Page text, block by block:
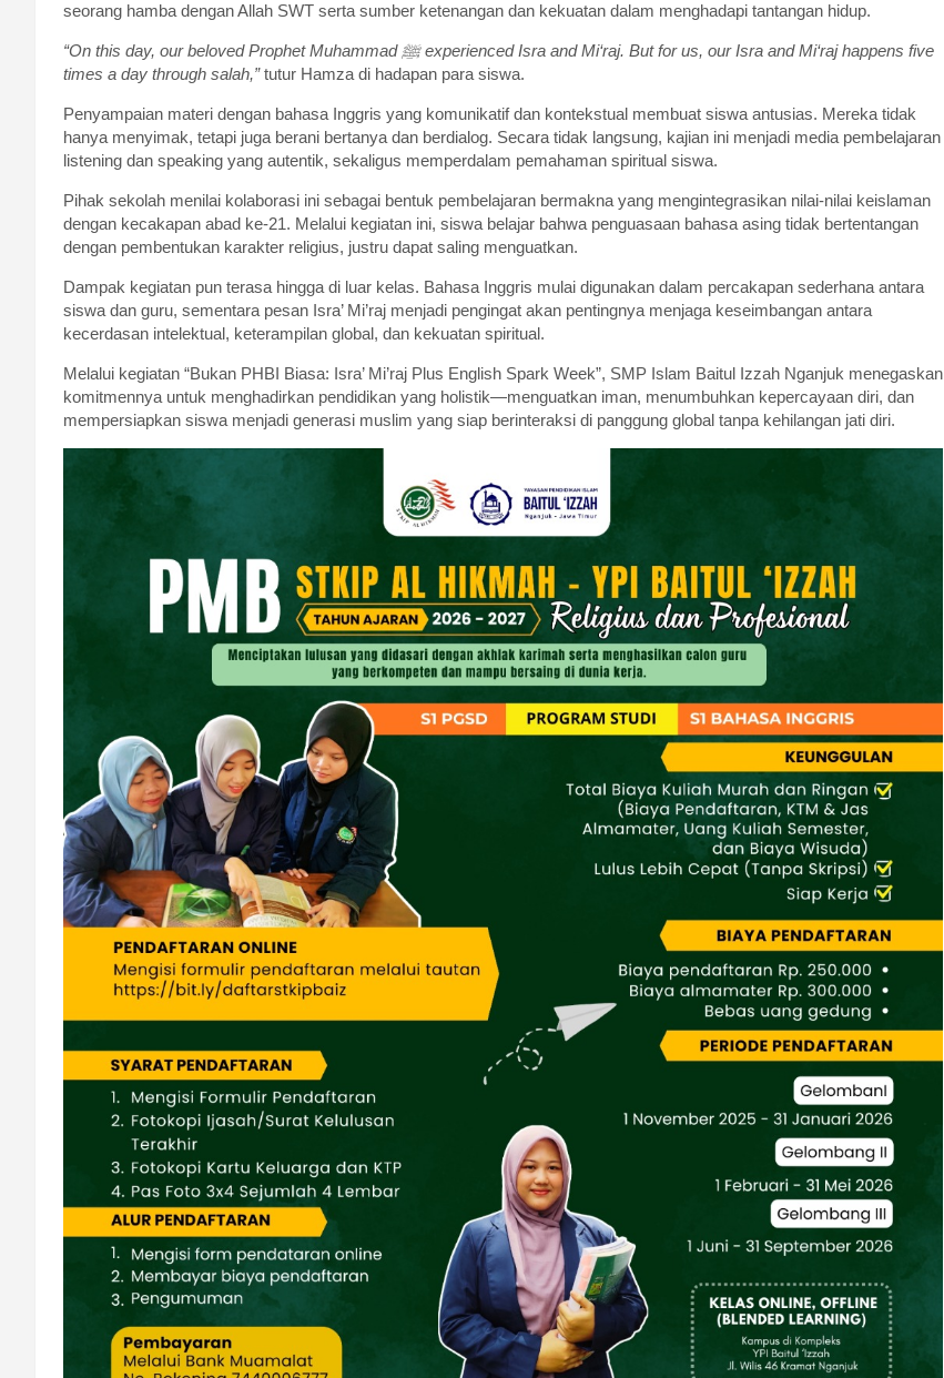
seorang hamba dengan Allah SWT serta sumber ketenangan dan kekuatan dalam menghadapi tantangan hidup.
“On this day, our beloved Prophet Muhammad ﷺ experienced Isra and Mi‘raj. But for us, our Isra and Mi‘raj happens five
times a day through salah,”tutur Hamza di hadapan para siswa.
Penyampaian materi dengan bahasa Inggris yang komunikatif dan kontekstual membuat siswa antusias. Mereka tidak
hanya menyimak, tetapi juga berani bertanya dan berdialog. Secara tidak langsung, kajian ini menjadi media pembelajaran
listening dan speaking yang autentik, sekaligus memperdalam pemahaman spiritual siswa.
Pihak sekolah menilai kolaborasi ini sebagai bentuk pembelajaran bermakna yang mengintegrasikan nilai-nilai keislaman
dengan kecakapan abad ke-21. Melalui kegiatan ini, siswa belajar bahwa penguasaan bahasa asing tidak bertentangan
dengan pembentukan karakter religius, justru dapat saling menguatkan.
Dampak kegiatan pun terasa hingga di luar kelas. Bahasa Inggris mulai digunakan dalam percakapan sederhana antara
siswa dan guru, sementara pesan Isra’ Mi’raj menjadi pengingat akan pentingnya menjaga keseimbangan antara
kecerdasan intelektual, keterampilan global, dan kekuatan spiritual.
Melalui kegiatan “Bukan PHBI Biasa: Isra’ Mi’raj Plus English Spark Week”, SMP Islam Baitul Izzah Nganjuk menegaskan
komitmennya untuk menghadirkan pendidikan yang holistik—menguatkan iman, menumbuhkan kepercayaan diri, dan
mempersiapkan siswa menjadi generasi muslim yang siap berinteraksi di panggung global tanpa kehilangan jati diri.